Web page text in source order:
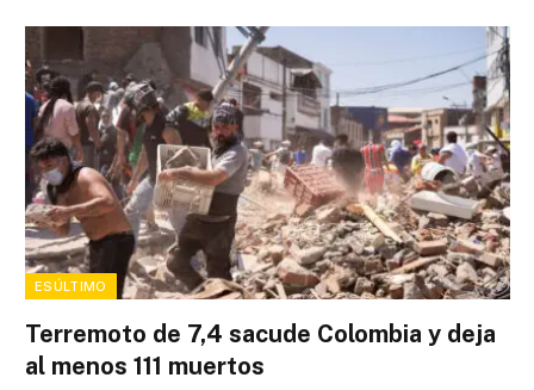
ESÚLTIMO
Terremoto de 7,4 sacude Colombia y deja
al menos 111 muertos